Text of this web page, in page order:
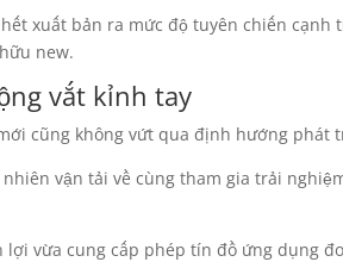
xuất bản ra mức độ tuyên chiến
new.
vắt kỉnh tay
cũng không vứt qua định hướng phát
vận tải về cùng tham gia trải
lợi vừa cung cấp phép tín đồ ứng dụng